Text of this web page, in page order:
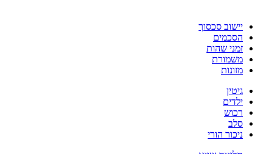
יישוב סכסוך
הסכמים
זמני שהות
משמורת
מזונות
גיטין
ילדים
רכוש
סלב
ניכור הורי